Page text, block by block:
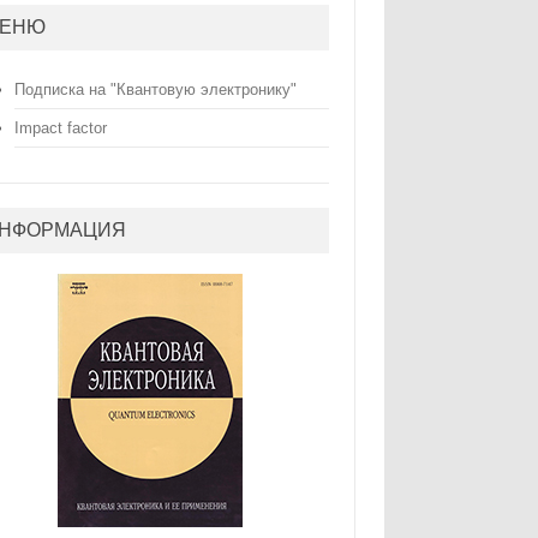
Подписка на "Квантовую электронику"
Impact factor